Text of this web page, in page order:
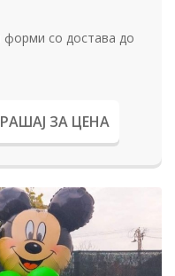
форми со достава до
ЗА ЦЕНА